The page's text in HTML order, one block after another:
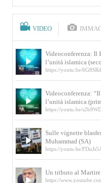
VIDEO
Videoconferenza: Il
l’unità islamica
https://youtu.be/
Videoconferenza:
l’unità islamica
https://youtu.be/
Sulle vignette
Muhammad (SA)
https://youtu.be/
Un tributo al
https://